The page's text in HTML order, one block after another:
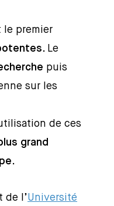
le premier
. Le
puis
sur les
de ces
grand
.
de l’Université